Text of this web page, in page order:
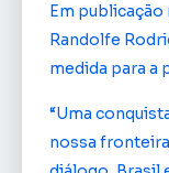
Em
Randolfe
medida para a
“Uma
nossa